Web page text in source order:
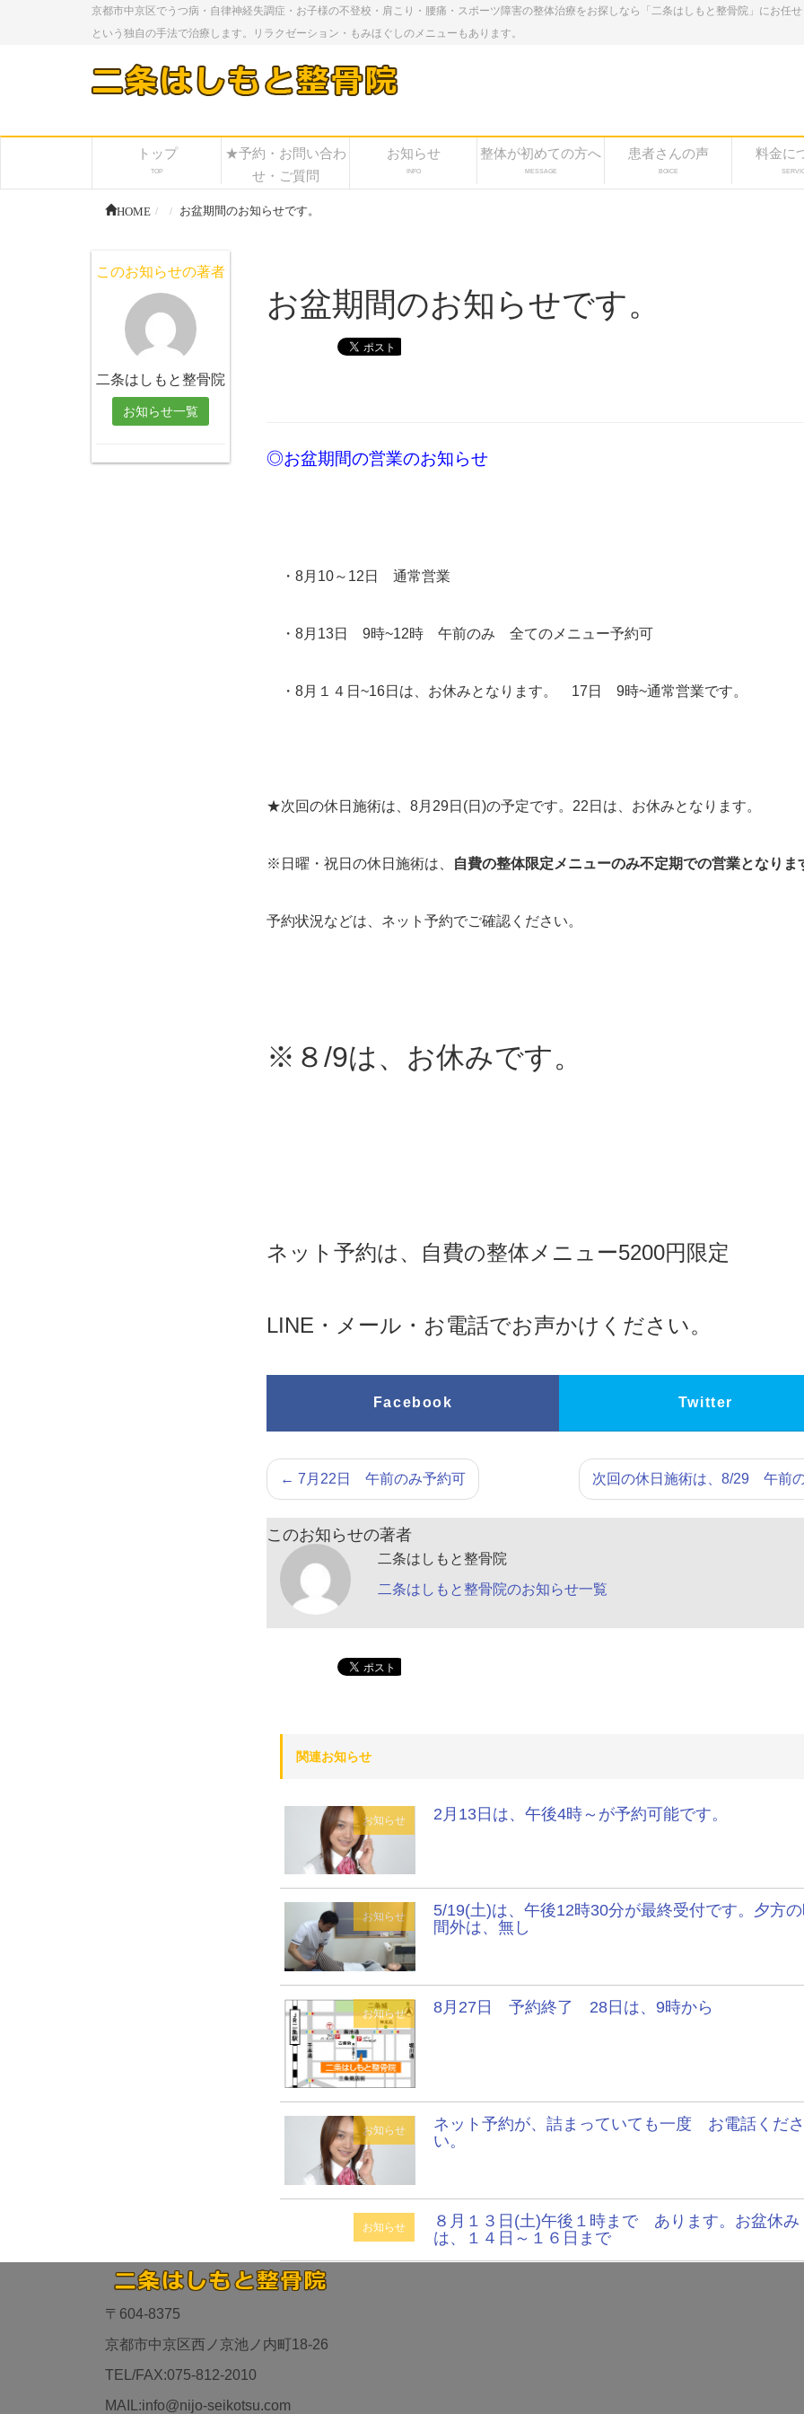
京都市中京区でうつ病・自律神経失調症・お子様の不登校・肩こり・腰痛・スポーツ障害の整体治療をお探しなら「二条はしもと整骨院」にお任
という独自の手法で治療します。リラクゼーション・もみほぐしのメニューもあります。
トップ
TOP
★予約・お問い合わ
せ・ご質問
お知らせ
INFO
整体が初めての方へ
MESSAGE
患者さんの声
BOICE
料金に
HOME お盆期間のお知らせです。
お盆期間のお知らせです。
◎お盆期間の営業のお知らせ
・8月10～12日 通常営業
・8月13日 9時~12時 午前のみ 全てのメニュー予約可
・8月１４日~16日は、お休みとなります。 17日 9時~通常営業です。
★次回の休日施術は、8月29日(日)の予定です。22日は、お休みとなります。
※日曜・祝日の休日施術は、 自費の整体限定メニューのみ不定期での営業となりま
予約状況などは、ネット予約でご確認ください。
※８/9は、お休みです。
ネット予約は、自費の整体メニュー5200円限定
LINE・メール・お電話でお声かけください。
Facebook Twitter
← 7月22日 午前のみ予約可 次回の休日施術は、8/29 午前
このお知らせの著者
二条はしもと整骨院
二条はしもと整骨院のお知らせ一覧
関連お知らせ
お知らせ 2月13日は、午後4時～が予約可能です。
お知らせ
5/19(土)は、午後12時30分が最終受付です。夕方
間外は、無し
お知らせ 8月27日 予約終了 28日は、9時から
お知らせ
ネット予約が、詰まっていても一度 お電話くださ
い。
お知らせ
８月１３日(土)午後１時まで あります。お盆休み
は、１４日～１６日まで
このお知らせの著者
二条はしもと整骨院
お知らせ一覧
〒604-8375
京都市中京区西ノ京池ノ内町18-26
TEL/FAX:075-812-2010
MAIL:info@nijo-seikotsu.com